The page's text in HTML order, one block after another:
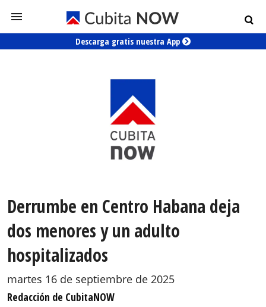
Descarga gratis nuestra App
Derrumbe en Centro Habana deja
dos menores y un adulto
hospitalizados
martes 16 de septiembre de 2025
Redacción de CubitaNOW